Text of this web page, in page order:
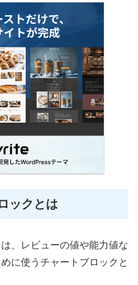
ックとは
、レビューの値や能力値な
に使うチャートブロックと